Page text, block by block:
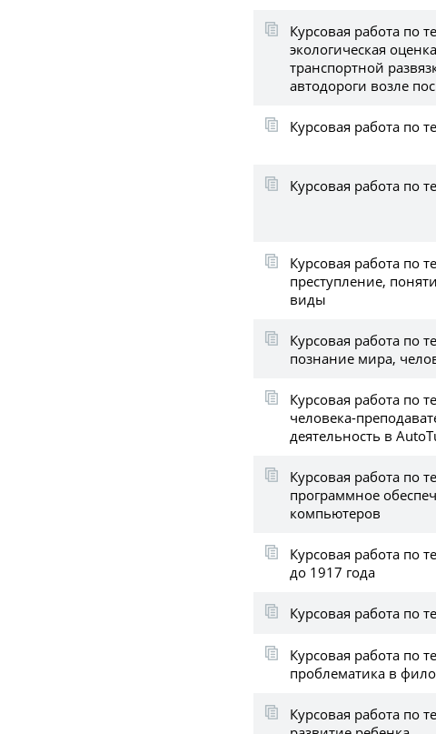
Курсовая работа по
экологическая
транспортной
автодороги возле
Курсовая работа по
Курсовая работа по
Курсовая работа по
преступление,
виды
Курсовая работа по
познание мира,
Курсовая работа по
человека-
деятельность в
Курсовая работа по
программное
компьютеров
Курсовая работа по
до 1917 года
Курсовая работа по
Курсовая работа по
проблематика в
Курсовая работа по